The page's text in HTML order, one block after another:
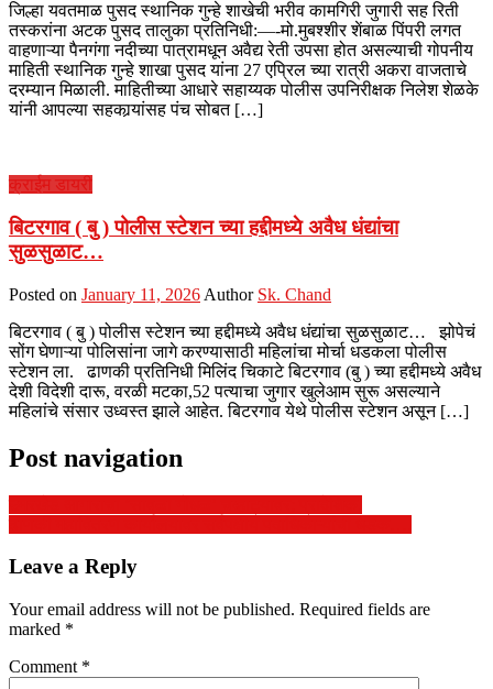
जिल्हा यवतमाळ पुसद स्थानिक गुन्हे शाखेची भरीव कामगिरी जुगारी सह रिती
तस्करांना अटक पुसद तालुका प्रतिनिधी:—-मो.मुबश्शीर शेंबाळ पिंपरी लगत
वाहणाऱ्या पैनगंगा नदीच्या पात्रामधून अवैद्य रेती उपसा होत असल्याची गोपनीय
माहिती स्थानिक गुन्हे शाखा पुसद यांना 27 एप्रिल च्या रात्री अकरा वाजताचे
दरम्यान मिळाली. माहितीच्या आधारे सहाय्यक पोलीस उपनिरीक्षक निलेश शेळके
यांनी आपल्या सहकार्‍यांसह पंच सोबत […]
क्राईम डायरी
बिटरगाव ( बु ) पोलीस स्टेशन च्या हद्दीमध्ये अवैध धंद्यांचा
सुळसुळाट…
Posted on January 11, 2026 Author Sk. Chand
बिटरगाव ( बु ) पोलीस स्टेशन च्या हद्दीमध्ये अवैध धंद्यांचा सुळसुळाट… झोपेचं
सोंग घेणाऱ्या पोलिसांना जागे करण्यासाठी महिलांचा मोर्चा धडकला पोलीस
स्टेशन ला. ढाणकी प्रतिनिधी मिलिंद चिकाटे बिटरगाव (बु ) च्या हद्दीमध्ये अवैध
देशी विदेशी दारू, वरळी मटका,52 पत्याचा जुगार खुलेआम सुरू असल्याने
महिलांचे संसार उध्वस्त झाले आहेत. बिटरगाव येथे पोलीस स्टेशन असून […]
Post navigation
Leave a Reply
Your email address will not be published. Required fields are
marked *
Comment *